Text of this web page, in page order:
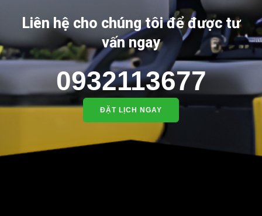
Liên hệ cho chúng tôi để được tư
vấn ngay
0932113677
ĐẶT LỊCH NGAY